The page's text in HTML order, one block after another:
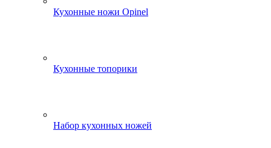
Кухонные ножи Opinel
Кухонные топорики
Набор кухонных ножей